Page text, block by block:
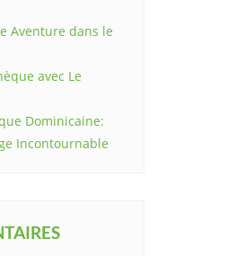
Aventure dans le
avec Le
Dominicaine:
Incontournable